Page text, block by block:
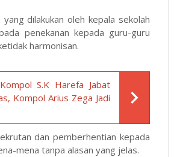
dilakukan oleh kepala sekolah
penekanan kepada guru-guru
harmonisan.
Kompol S.K Harefa Jabat
Kompol Arius Zega Jadi
dan pemberhentian kepada
mena tanpa alasan yang jelas.